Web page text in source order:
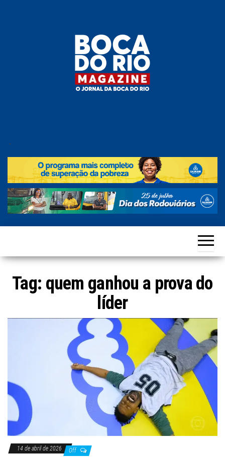
Magazine
do Rio
e
região!
.
Tag: quem ganhou a prova do
líder
14 de abril de 2026 Off